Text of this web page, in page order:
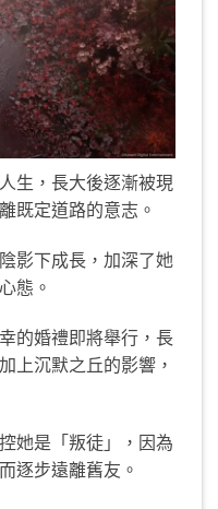
生，長大後逐漸被現
既定道路的意志。
影下成長，加深了她
態。
的婚禮即將舉行，長
上沉默之丘的影響，
她是「叛徒」，因為
逐步遠離舊友。